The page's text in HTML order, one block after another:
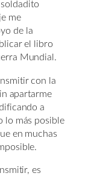
me
de la
el libro
Mundial.
con la
apartarme
a
lo más posible
en muchas
es